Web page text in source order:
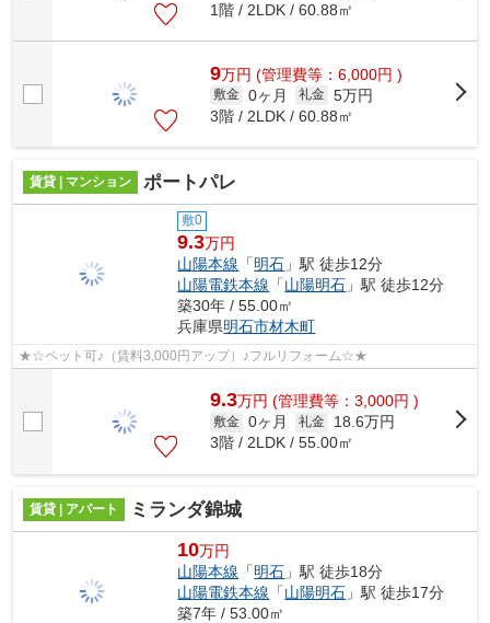
1階 / 2LDK / 60.88㎡
9万円 (管理費等：6,000円 )
敷金 0ヶ月 礼金 5万円
3階 / 2LDK / 60.88㎡
賃貸 | マンション ポートパレ
敷0
9.3万円
山陽本線 「明石 」駅 徒歩12分
山陽電鉄本線 「山陽明石 」駅 徒歩12分
築30年 / 55.00㎡
兵庫県明石市材木町
★☆ペット可♪（賃料3,000円アップ）♪フルリフォーム☆★
9.3万円 (管理費等：3,000円 )
敷金 0ヶ月 礼金
18.6万円
3階 / 2LDK / 55.00㎡
賃貸 | アパート ミランダ錦城
10万円
山陽本線 「明石 」駅 徒歩18分
山陽電鉄本線 「山陽明石 」駅 徒歩17分
築7年 / 53.00㎡